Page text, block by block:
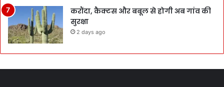
करौंदा, कैक्टस और बबूल से होगी अब गांव की
सुरक्षा
2 days ago